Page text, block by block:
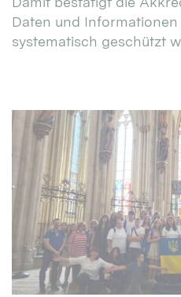
Daten und
systematisch geschützt